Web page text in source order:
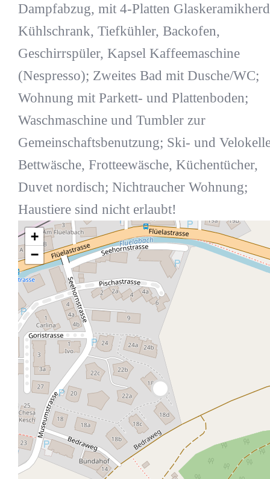
Dampfabzug, mit 4-Platten
Kühlschrank, Tiefkühler, Backofen,
Geschirrspüler, Kapsel Kaffeemaschine
(Nespresso); Zweites Bad mit Dusche/WC;
Wohnung mit Parkett- und Plattenboden;
Waschmaschine und Tumbler zur
Gemeinschaftsbenutzung; Ski- und
Bettwäsche, Frotteewäsche, Küchentücher,
Duvet nordisch; Nichtraucher Wohnung;
Haustiere sind nicht erlaubt!
+
−